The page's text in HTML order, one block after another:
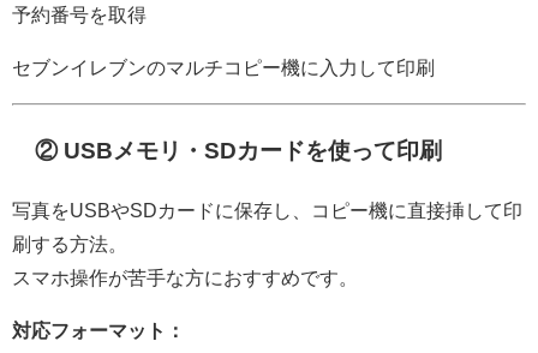
予約番号を取得
セブンイレブンのマルチコピー機に入力して印刷
② USBメモリ・SDカードを使って印刷
写真をUSBやSDカードに保存し、コピー機に直接挿して印
刷する方法。
スマホ操作が苦手な方におすすめです。
対応フォーマット：